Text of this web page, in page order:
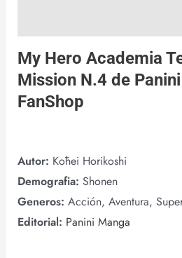
My Hero Academia
Mission N.4 de
FanShop
Autor: Kōhei Horikoshi
Demografia: Shonen
Generos: Acción, Aventura,
Editorial: Panini Manga